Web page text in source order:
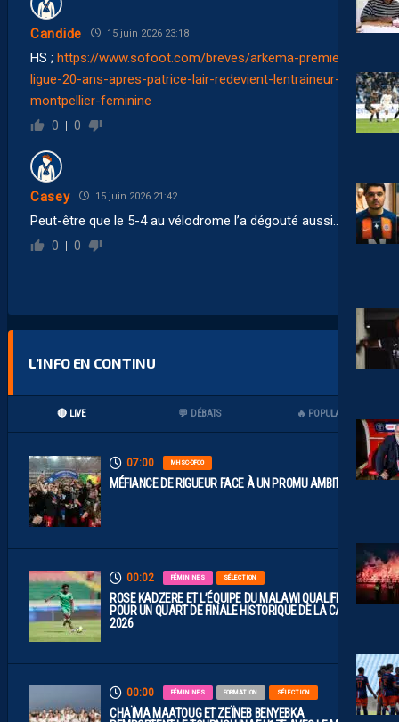
Candide 15 juin 2026 23:18
HS ; https://www.sofoot.com/breves/arkema-premiere-
ligue-20-ans-apres-patrice-lair-redevient-lentraineur-de-
montpellier-feminine
0 0
Casey 15 juin 2026 21:42
Peut-être que le 5-4 au vélodrome l’a dégouté aussi….
0 0
L’INFO EN CONTINU
🔴 LIVE 💬 DÉBATS 🔥 POPULAIRES
07:00 MHSC-DFCO
MÉFIANCE DE RIGUEUR FACE À UN PROMU AMBITIEUX
00:02 FÉMININES SÉLECTION
ROSE KADZERE ET L’ÉQUIPE DU MALAWI QUALIFIÉES
POUR UN QUART DE FINALE HISTORIQUE DE LA CAN
2026
00:00 FÉMININES FORMATION SÉLECTION
CHAÏMA MAATOUG ET ZEÏNEB BENYEBKA